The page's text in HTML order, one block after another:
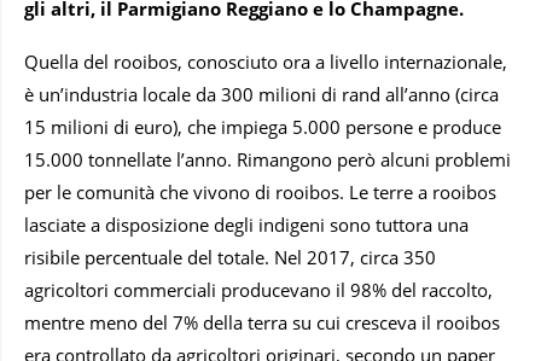
gli altri, il Parmigiano Reggiano e lo Champagne.
Quella del rooibos, conosciuto ora a livello internazionale,
è un’industria locale da 300 milioni di rand all’anno (circa
15 milioni di euro), che impiega 5.000 persone e produce
15.000 tonnellate l’anno. Rimangono però alcuni problemi
per le comunità che vivono di rooibos. Le terre a rooibos
lasciate a disposizione degli indigeni sono tuttora una
risibile percentuale del totale. Nel 2017, circa 350
agricoltori commerciali producevano il 98% del raccolto,
mentre meno del 7% della terra su cui cresceva il rooibos
era controllato da agricoltori originari, secondo un paper